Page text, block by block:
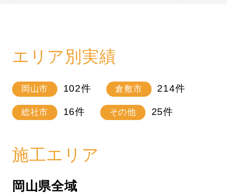
エリア別実績
岡山市 102件 倉敷市 214件
総社市 16件 その他 25件
施工エリア
岡山県全域